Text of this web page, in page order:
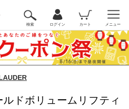
検索 ログイン カート メニュー
ドボリュームリフティ